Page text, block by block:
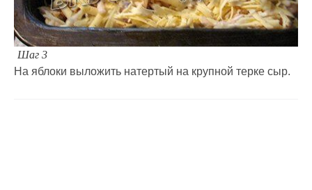
Шаг 3
На яблоки выложить натертый на крупной терке сыр.